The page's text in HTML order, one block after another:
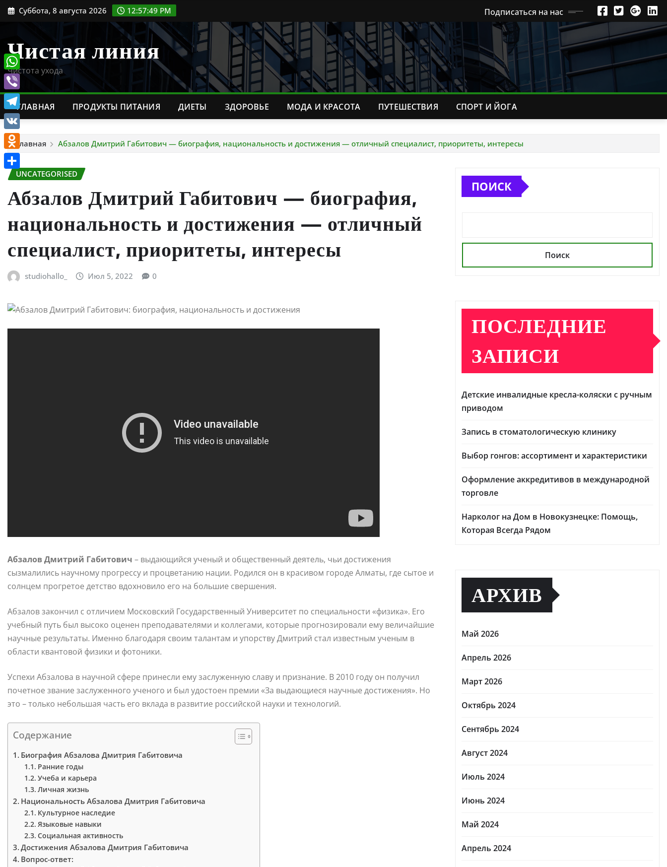
ПерейтиСуббота, 8 августа 2026 12:57:50 PM Подписаться на нас
Чистая линия
Чистота ухода
ГЛАВНАЯ ПРОДУКТЫ ПИТАНИЯ ДИЕТЫ ЗДОРОВЬЕ МОДА И КРАСОТА ПУТЕШЕСТВИЯ СПОРТ И ЙОГА
Главная Абзалов Дмитрий Габитович — биография, национальность и достижения — отличный специалист, приоритеты, интересы
UNCATEGORISED
Абзалов Дмитрий Габитович — биография,
национальность и достижения — отличный
специалист, приоритеты, интересы
studiohallo_ Июл 5, 2022 0
Абзалов Дмитрий Габитович – выдающийся ученый и общественный деятель, чьи достижения
сызмалились научному прогрессу и процветанию нации. Родился он в красивом городе Алматы, где сытое и
солнцем прогретое детство вдохновило его на большие свершения.
Абзалов закончил с отличием Московский Государственный Университет по специальности «физика». Его
учебный путь был высоко оценен преподавателями и коллегами, которые прогнозировали ему величайшие
научные результаты. Именно благодаря своим талантам и упорству Дмитрий стал известным ученым в
области квантовой физики и фотоники.
Успехи Абзалова в научной сфере принесли ему заслуженную славу и признание. В 2010 году он получил
почетное звание заслуженного ученого и был удостоен премии «За выдающиеся научные достижения». Но
это – только небольшая часть его вклада в развитие российской науки и технологий.
Содержание
Биография Абзалова Дмитрия Габитовича
Ранние годы
Учеба и карьера
Личная жизнь
Национальность Абзалова Дмитрия Габитовича
Культурное наследие
Языковые навыки
Социальная активность
Достижения Абзалова Дмитрия Габитовича
Вопрос-ответ:
ПОИСК
Поиск
ПОСЛЕДНИЕ
ЗАПИСИ
Детские инвалидные кресла-коляски с ручным
приводом
Запись в стоматологическую клинику
Выбор гонгов: ассортимент и характеристики
Оформление аккредитивов в международной
торговле
Нарколог на Дом в Новокузнецке: Помощь,
Которая Всегда Рядом
АРХИВ
Май 2026
Апрель 2026
Март 2026
Октябрь 2024
Сентябрь 2024
Август 2024
Июль 2024
Июнь 2024
Май 2024
Апрель 2024
WhatsApp
Viber
Telegram
VK
Odnoklassniki
Отправить